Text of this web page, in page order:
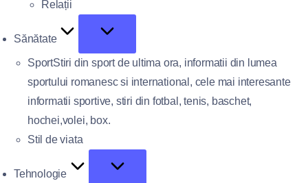
Relații
Sănătate
SportStiri din sport de ultima ora, informatii din lumea
sportului romanesc si international, cele mai interesante
informatii sportive, stiri din fotbal, tenis, baschet,
hochei,volei, box.
Stil de viata
Tehnologie